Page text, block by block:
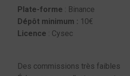
Plate-forme : Binance
Dépôt minimum : 10€
Licence : Cysec
Des commissions très faibles